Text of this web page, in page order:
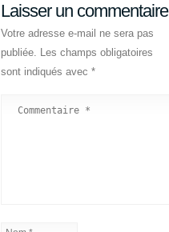
Laisser un commentaire
Votre adresse e-mail ne sera pas
publiée. Les champs obligatoires
sont indiqués avec *